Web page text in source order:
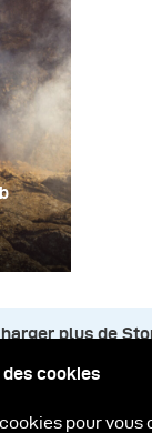
of
a
plus de
Toutes les
cookies
pour